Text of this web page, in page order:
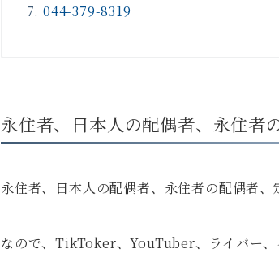
044-379-8319
永住者、日本人の配偶者、永住者
永住者、日本人の配偶者、永住者の配偶者
なので、TikToker、YouTuber、ライバー、